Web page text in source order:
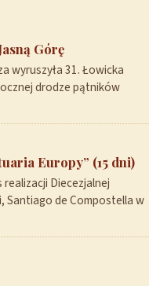
Górę
wyruszyła 31. Łowicka
drodze pątników
Europy” (15 dni)
realizacji Diecezjalnej
Santiago de Compostella w